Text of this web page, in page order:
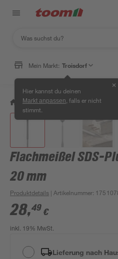
Mein Markt: Troisdorf
Hier kannst du deinen
Markt anpassen , falls er nicht
stimmt.
✕
/ Werkstatt & Maschinen /
Flachmeißel SDS-
20 mm
Produktdetails | Artikelnummer:
28,49 €
inkl. 19% MwSt.
Lieferung nach